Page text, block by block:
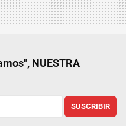
NUESTRA
SUSCRIBIR